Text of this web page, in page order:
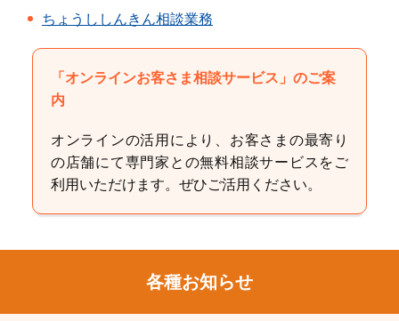
ちょうししんきん相談業務
「オンラインお客さま相談サービス」のご案
内
オンラインの活用により、お客さまの最寄り
の店舗にて専門家との無料相談サービスをご
利用いただけます。ぜひご活用ください。
各種お知らせ